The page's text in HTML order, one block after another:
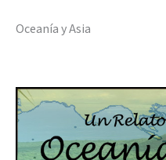
Oceanía y Asia